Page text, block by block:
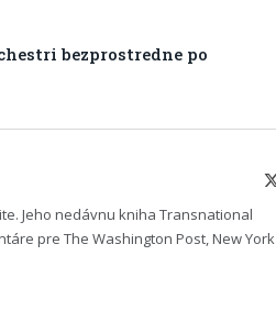
bezprostredne po
Jeho nedávnu kniha Transnational
pre The Washington Post, New York